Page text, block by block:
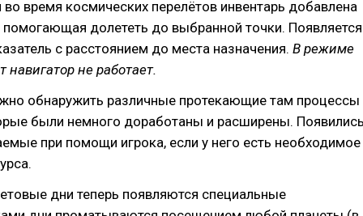
время космических перелётов инвентарь добавлена
помогающая долететь до выбранной точки. Появляется
с расстоянием до места назначения. В режиме
навигатор не работает.
обнаружить различные протекающие там процессы
были немного доработаны и расширены.
при помощи игрока, если у него есть необходимое
дни теперь появляются специальные